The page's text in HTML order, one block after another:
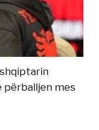
përballjen mes